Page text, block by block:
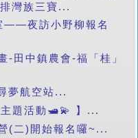
灣族三寶...
——夜訪小野柳報名
-田中鎮農會-福「桂」
夢航空站...
主題活動🛥️💫 】...
(二)開始報名囉~...